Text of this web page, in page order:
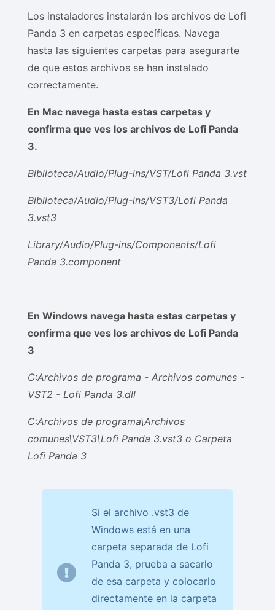
Los instaladores instalarán los archivos de Lofi
Panda 3 en carpetas específicas. Navega
hasta las siguientes carpetas para asegurarte
de que estos archivos se han instalado
correctamente.
En Mac navega hasta estas carpetas y
confirma que ves los archivos de Lofi Panda
3.
Biblioteca/Audio/Plug-ins/VST/Lofi Panda 3.vst
Biblioteca/Audio/Plug-ins/VST3/Lofi Panda
3.vst3
Library/Audio/Plug-ins/Components/Lofi
Panda 3.component
En Windows navega hasta estas carpetas y
confirma que ves los archivos de Lofi Panda
3
C:Archivos de programa - Archivos comunes -
VST2 - Lofi Panda 3.dll
C:Archivos de programa\Archivos
comunes\VST3\Lofi Panda 3.vst3 o Carpeta
Lofi Panda 3
Si el archivo .vst3 de
Windows está en una
carpeta separada de Lofi
Panda 3, prueba a sacarlo
de esa carpeta y colocarlo
directamente en la carpeta